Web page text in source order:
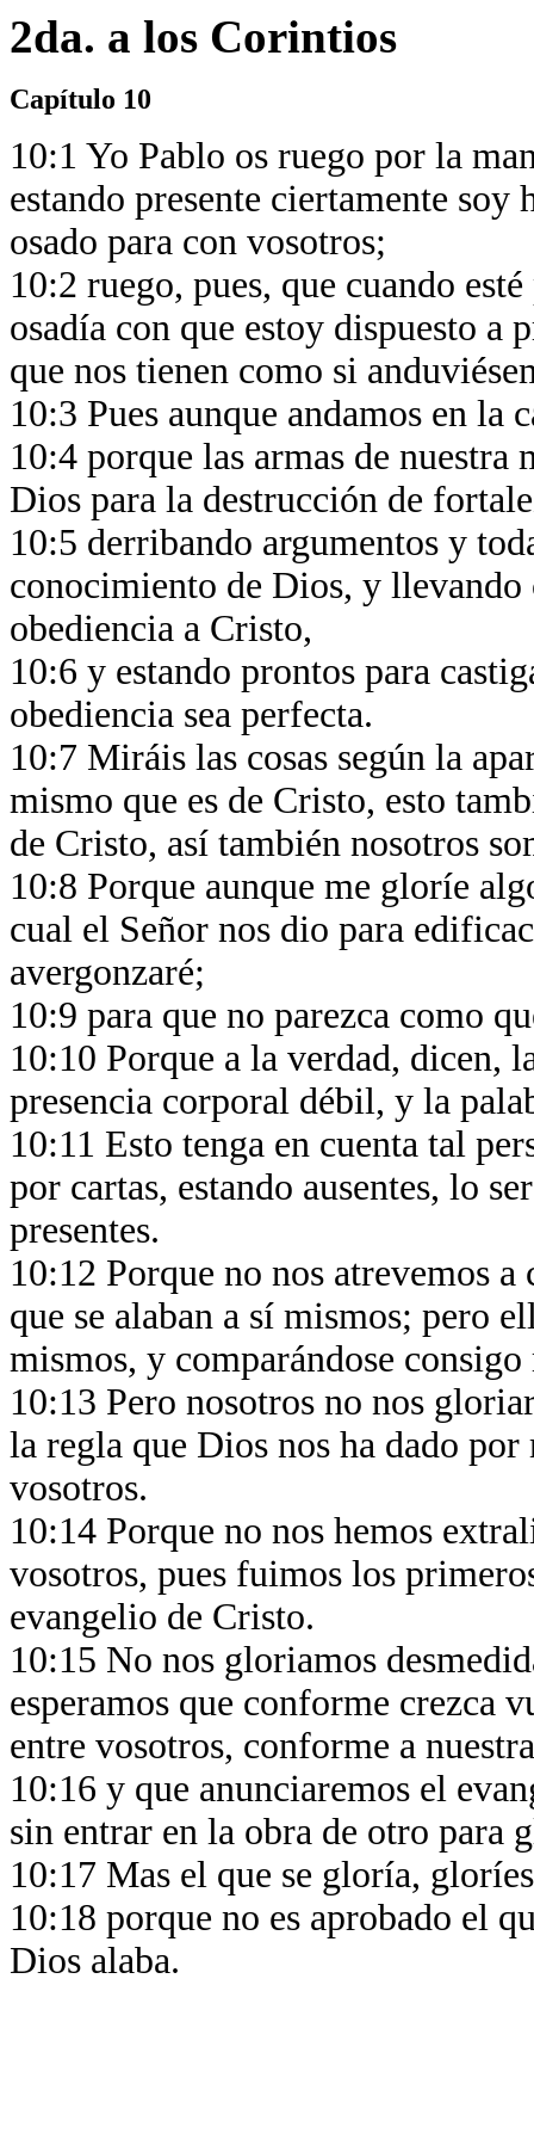
2da. a los Corintios
Capítulo 10
10:1 Yo Pablo os ruego por la
estando presente ciertamente
osado para con vosotros;
10:2 ruego, pues, que cuando
osadía con que estoy dispuesto a
que nos tienen como si
10:3 Pues aunque andamos en
10:4 porque las armas de nuestra
Dios para la destrucción de
10:5 derribando argumentos y
conocimiento de Dios, y
obediencia a Cristo,
10:6 y estando prontos para
obediencia sea perfecta.
10:7 Miráis las cosas según la
mismo que es de Cristo, esto
de Cristo, así también nosotros
10:8 Porque aunque me gloríe
cual el Señor nos dio para
avergonzaré;
10:9 para que no parezca como
10:10 Porque a la verdad, dicen,
presencia corporal débil, y la
10:11 Esto tenga en cuenta tal
por cartas, estando ausentes, lo
presentes.
10:12 Porque no nos atrevemos
que se alaban a sí mismos; pero
mismos, y comparándose
10:13 Pero nosotros no nos
la regla que Dios nos ha dado
vosotros.
10:14 Porque no nos hemos
vosotros, pues fuimos los
evangelio de Cristo.
10:15 No nos gloriamos
esperamos que conforme crezca
entre vosotros, conforme a
10:16 y que anunciaremos el
sin entrar en la obra de otro para
10:17 Mas el que se gloría,
10:18 porque no es aprobado el
Dios alaba.